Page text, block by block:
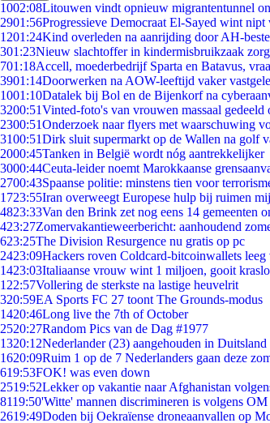
1002:08Litouwen vindt opnieuw migrantentunnel
2901:56Progressieve Democraat El-Sayed wint
1201:24Kind overleden na aanrijding door AH-
301:23Nieuw slachtoffer in kindermisbruikzaak
701:18Accell, moederbedrijf Sparta en Batavus,
3901:14Doorwerken na AOW-leeftijd vaker
1001:10Datalek bij Bol en de Bijenkorf na
3200:51Vinted-foto's van vrouwen massaal gedeeld
2300:51Onderzoek naar flyers met waarschuwing
3100:51Dirk sluit supermarkt op de Wallen na golf
2000:45Tanken in België wordt nóg aantrekkelijker
3000:44Ceuta-leider noemt Marokkaanse
2700:43Spaanse politie: minstens tien voor
1723:55Iran overweegt Europese hulp bij ruimen
4823:33Van den Brink zet nog eens 14 gemeenten
423:27Zomervakantieweerbericht: aanhoudend
623:25The Division Resurgence nu gratis op pc
2423:09Hackers roven Coldcard-bitcoinwallets
1423:03Italiaanse vrouw wint 1 miljoen, gooit
1 22:57Vollering de sterkste na lastige heuvelrit
320:59EA Sports FC 27 toont The Grounds-modus
1420:46Long live the 7th of October
2520:27Random Pics van de Dag #1977
1320:12Nederlander (23) aangehouden in
1620:09Ruim 1 op de 7 Nederlanders gaan deze
619:53FOK! was even down
2519:52Lekker op vakantie naar Afghanistan
8119:50'Witte' mannen discrimineren is volgens
2619:49Doden bij Oekraïense droneaanvallen op